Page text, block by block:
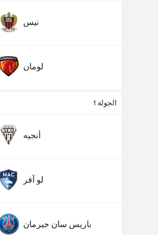
نيس
لومان
الجولة 1
أنجيه
لو آفر
باريس سان جيرمان